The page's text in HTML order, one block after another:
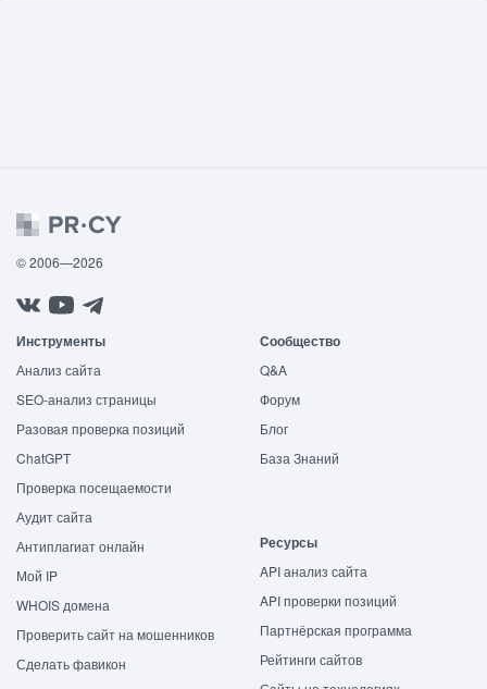
© 2006—2026
Инструменты
Анализ сайта
SEO-анализ страницы
Разовая проверка позиций
ChatGPT
Проверка посещаемости
Аудит сайта
Антиплагиат онлайн
Мой IP
WHOIS домена
Проверить сайт на мошенников
Сделать фавикон
Сообщество
Q&A
Форум
Блог
База Знаний
Ресурсы
API анализ сайта
API проверки позиций
Партнёрская программа
Рейтинги сайтов